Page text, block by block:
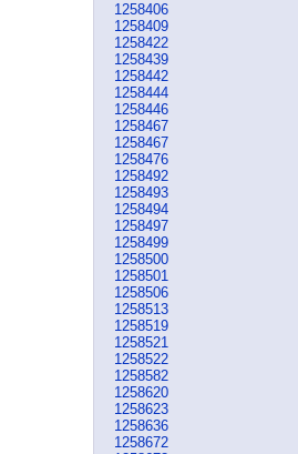
1258406
1258409
1258422
1258439
1258442
1258444
1258446
1258467
1258467
1258476
1258492
1258493
1258494
1258497
1258499
1258500
1258501
1258506
1258513
1258519
1258521
1258522
1258582
1258620
1258623
1258636
1258672